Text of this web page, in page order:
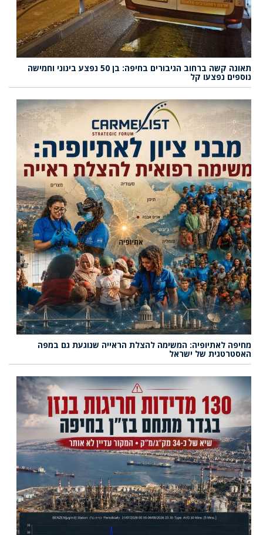
תאונה קשה ברחוב הגיבורים בחיפה: בן 50 נפצע בינוני וחמישה
נוספים נפצעו קל
מחיפה לאתיופיה: המשימה להצלת הראייה שנוגעת גם במפה
האסטרטגית של ישראל